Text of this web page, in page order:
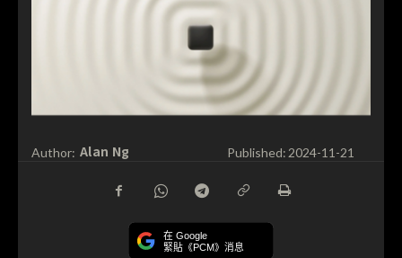
Author: Alan Ng Published: 2024-11-21
在 Google
緊貼《PCM》消息